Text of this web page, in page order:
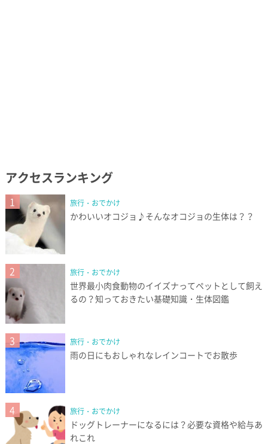
アクセスランキング
1 旅行・おでかけ
かわいいオコジョ♪そんなオコジョの生体は？？
2 旅行・おでかけ
世界最小肉食動物のイイズナってペットとして飼え
るの？知っておきたい基礎知識・生体図鑑
3 旅行・おでかけ
雨の日にもおしゃれなレインコートでお散歩
4 旅行・おでかけ
ドッグトレーナーになるには？必要な資格や給与あ
れこれ